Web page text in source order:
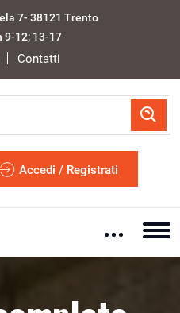
7- 38121 Trento
9-12; 13-17
Contatti
Accedi / Registrati